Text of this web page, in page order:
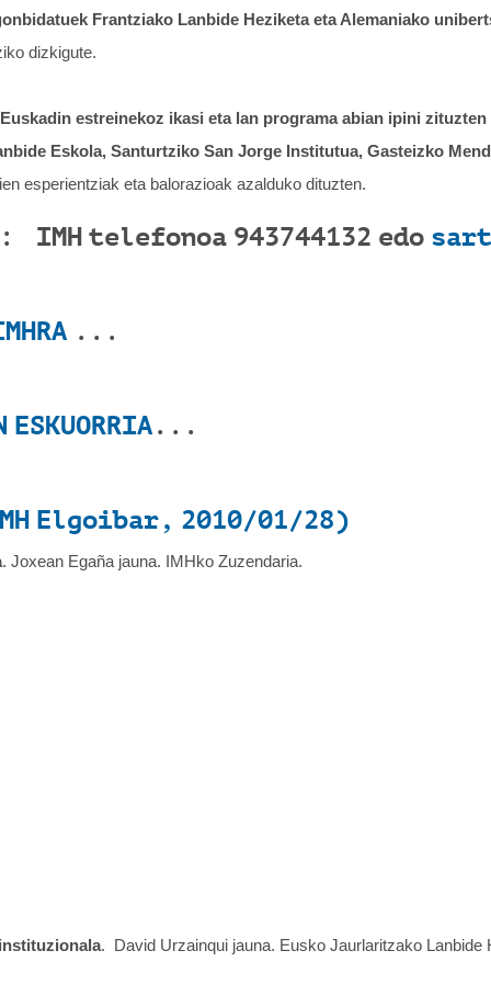
Frantziako Lanbide Heziketa eta Alemaniako
dizkigute.
Euskadin estreinekoz ikasi eta lan programa abian ipini
Eskola, Santurtziko San Jorge Institutua, Gasteizko
esperientziak eta balorazioak azalduko dituzten.
IMH telefonoa 943744132 edo
...
ESKUORRIA...
Elgoibar, 2010/01/28)
. Joxean Egaña jauna. IMHko Zuzendaria.
. David Urzainqui jauna. Eusko Jaurlaritzako Lanbide